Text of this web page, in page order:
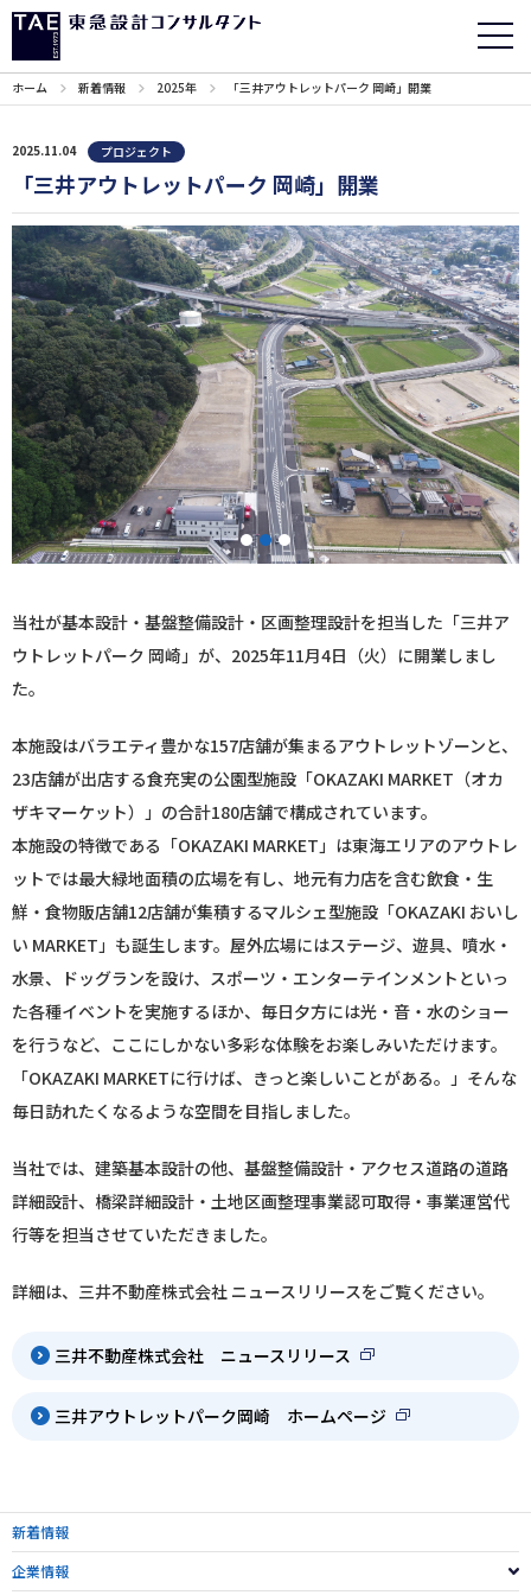
ホーム 新着情報 2025年 「三井アウトレットパーク 岡崎」開業
2025.11.04 プロジェクト
「三井アウトレットパーク 岡崎」開業
1 2 3
当社が基本設計・基盤整備設計・区画整理設計を担当した「三井ア
ウトレットパーク 岡崎」が、2025年11月4日（火）に開業しまし
た。
本施設はバラエティ豊かな157店舗が集まるアウトレットゾーンと、
23店舗が出店する食充実の公園型施設「OKAZAKI MARKET（オカ
ザキマーケット）」の合計180店舗で構成されています。
本施設の特徴である「OKAZAKI MARKET」は東海エリアのアウトレ
ットでは最大緑地面積の広場を有し、地元有力店を含む飲食・生
鮮・食物販店舗12店舗が集積するマルシェ型施設「OKAZAKI おいし
い MARKET」も誕生します。屋外広場にはステージ、遊具、噴水・
水景、ドッグランを設け、スポーツ・エンターテインメントといっ
た各種イベントを実施するほか、毎日夕方には光・音・水のショー
を行うなど、ここにしかない多彩な体験をお楽しみいただけます。
「OKAZAKI MARKETに行けば、きっと楽しいことがある。」そんな
毎日訪れたくなるような空間を目指しました。
当社では、建築基本設計の他、基盤整備設計・アクセス道路の道路
詳細設計、橋梁詳細設計・土地区画整理事業認可取得・事業運営代
行等を担当させていただきました。
詳細は、三井不動産株式会社 ニュースリリースをご覧ください。
三井不動産株式会社 ニュースリリース
三井アウトレットパーク岡崎 ホームページ
新着情報
企業情報